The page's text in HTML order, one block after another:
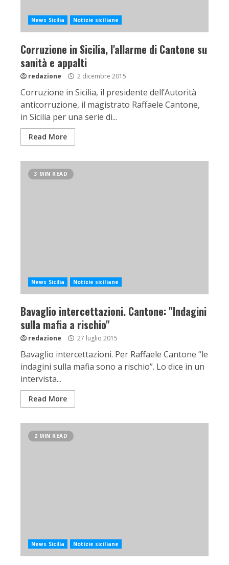
News Sicilia Notizie siciliane
Corruzione in Sicilia, l'allarme di Cantone su
sanità e appalti
redazione 2 dicembre 2015
Corruzione in Sicilia, il presidente dell’Autorità
anticorruzione, il magistrato Raffaele Cantone,
in Sicilia per una serie di...
Read More
3 MIN READ
News Sicilia Notizie siciliane
Bavaglio intercettazioni. Cantone: "Indagini
sulla mafia a rischio"
redazione 27 luglio 2015
Bavaglio intercettazioni. Per Raffaele Cantone “le
indagini sulla mafia sono a rischio”. Lo dice in un
intervista...
Read More
2 MIN READ
News Sicilia Notizie siciliane